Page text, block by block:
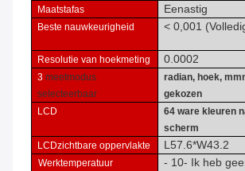
Maatstafas Eenastig
Beste nauwkeurigheid < 0,001 (
Resolutie van hoekmeting 0.0002
3 meetmodus
selecteerbaar
radian, hoek, mm
gekozen
LCD
64 ware kleuren
scherm
LCDzichtbare oppervlakte L57.6*W43.2
Werktemperatuur - 10- Ik heb